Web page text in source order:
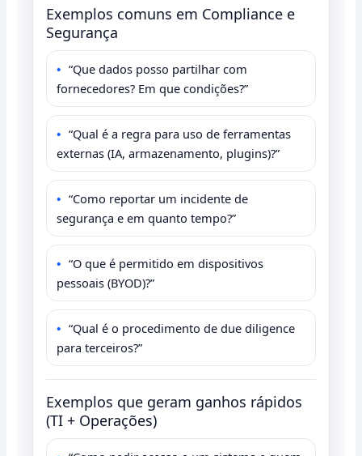
Exemplos comuns em Compliance e
Segurança
“Que dados posso partilhar com
fornecedores? Em que condições?”
“Qual é a regra para uso de ferramentas
externas (IA, armazenamento, plugins)?”
“Como reportar um incidente de
segurança e em quanto tempo?”
“O que é permitido em dispositivos
pessoais (BYOD)?”
“Qual é o procedimento de due diligence
para terceiros?”
Exemplos que geram ganhos rápidos
(TI + Operações)